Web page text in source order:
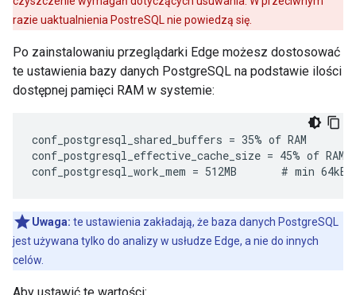
razie uaktualnienia PostreSQL nie powiedzą się.
Po zainstalowaniu przeglądarki Edge możesz dostosować
te ustawienia bazy danych PostgreSQL na podstawie ilości
dostępnej pamięci RAM w systemie:
conf_postgresql_shared_buffers = 35% of RAM      #
conf_postgresql_effective_cache_size = 45% of RAM
conf_postgresql_work_mem = 512MB       # min 64kB
Uwaga: te ustawienia zakładają, że baza danych PostgreSQL
jest używana tylko do analizy w usłudze Edge, a nie do innych
celów.